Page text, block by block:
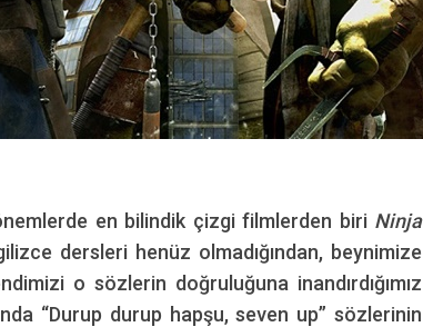
en bilindik çizgi filmlerden biri Ninja
dersleri henüz olmadığından, beynimize
o sözlerin doğruluğuna inandırdığımız
“Durup durup hapşu, seven up” sözlerinin